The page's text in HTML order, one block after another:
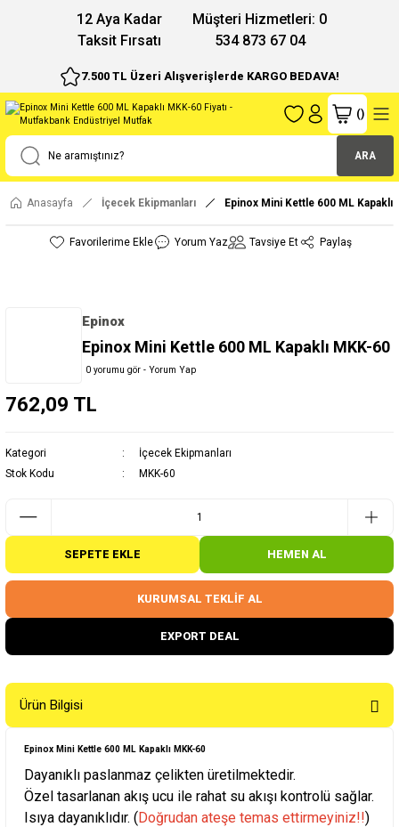
12 Aya Kadar
Taksit Fırsatı
Müşteri Hizmetleri: 0
534 873 67 04
7.500 TL Üzeri Alışverişlerde KARGO BEDAVA!
ARA
()
Anasayfa İçecek Ekipmanları Epinox Mini Kettle 600 ML Kapaklı
Yorum Yaz Tavsiye Et Paylaş
Epinox
Epinox Mini Kettle 600 ML Kapaklı MKK-60
0 yorumu gör - Yorum Yap
762,09 TL
Kategori
İçecek Ekipmanları
Stok Kodu
MKK-60
SEPETE EKLE HEMEN AL
KURUMSAL TEKLİF AL
EXPORT DEAL
Ürün Bilgisi
Epinox Mini Kettle 600 ML Kapaklı MKK-60
Dayanıklı paslanmaz çelikten üretilmektedir.
Özel tasarlanan akış ucu ile rahat su akışı kontrolü sağlar.
Isıya dayanıklıdır. (Doğrudan ateşe temas ettirmeyiniz!!)